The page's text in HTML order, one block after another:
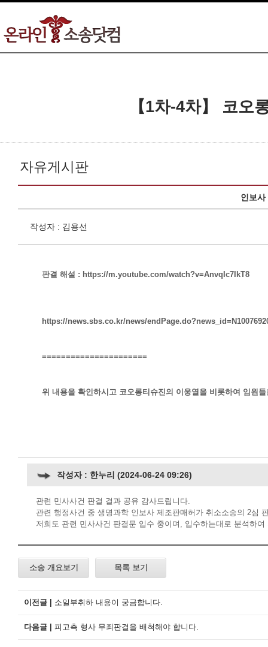
【1차-4차】 코오
자유게시판
인보
작성자 : 김용선
판결 해설 : https://m.youtube.com/watch?v=AnvqIc7IkT8
https://news.sbs.co.kr/news/
======================
위 내용을 확인하시고 코오롱티슈진의 이웅열을 비롯하여 임원
작성자 : 한누리 (2024-06-24 09:26)
관련 민사사건 판결 결과 공유 감사드립니다.
관련 행정사건 중 생명과학 인보사 제조판매허가 취소소송의 2심
저희도 관련 민사사건 판결문 입수 중이며, 입수하는대로 분석하
소송 개요보기 목록 보기
이전글 | 소일부취하 내용이 궁금합니다.
다음글 | 피고측 형사 무죄판결을 배척해야 합니다.